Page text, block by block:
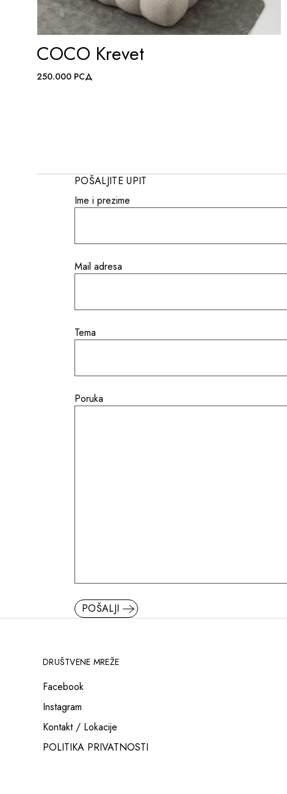
COCO Krevet
250.000 РСД
POŠALJITE UPIT
Ime i prezime
Mail adresa
Tema
Poruka
POŠALJI
DRUŠTVENE MREŽE
Facebook
Instagram
Kontakt / Lokacije
POLITIKA PRIVATNOSTI